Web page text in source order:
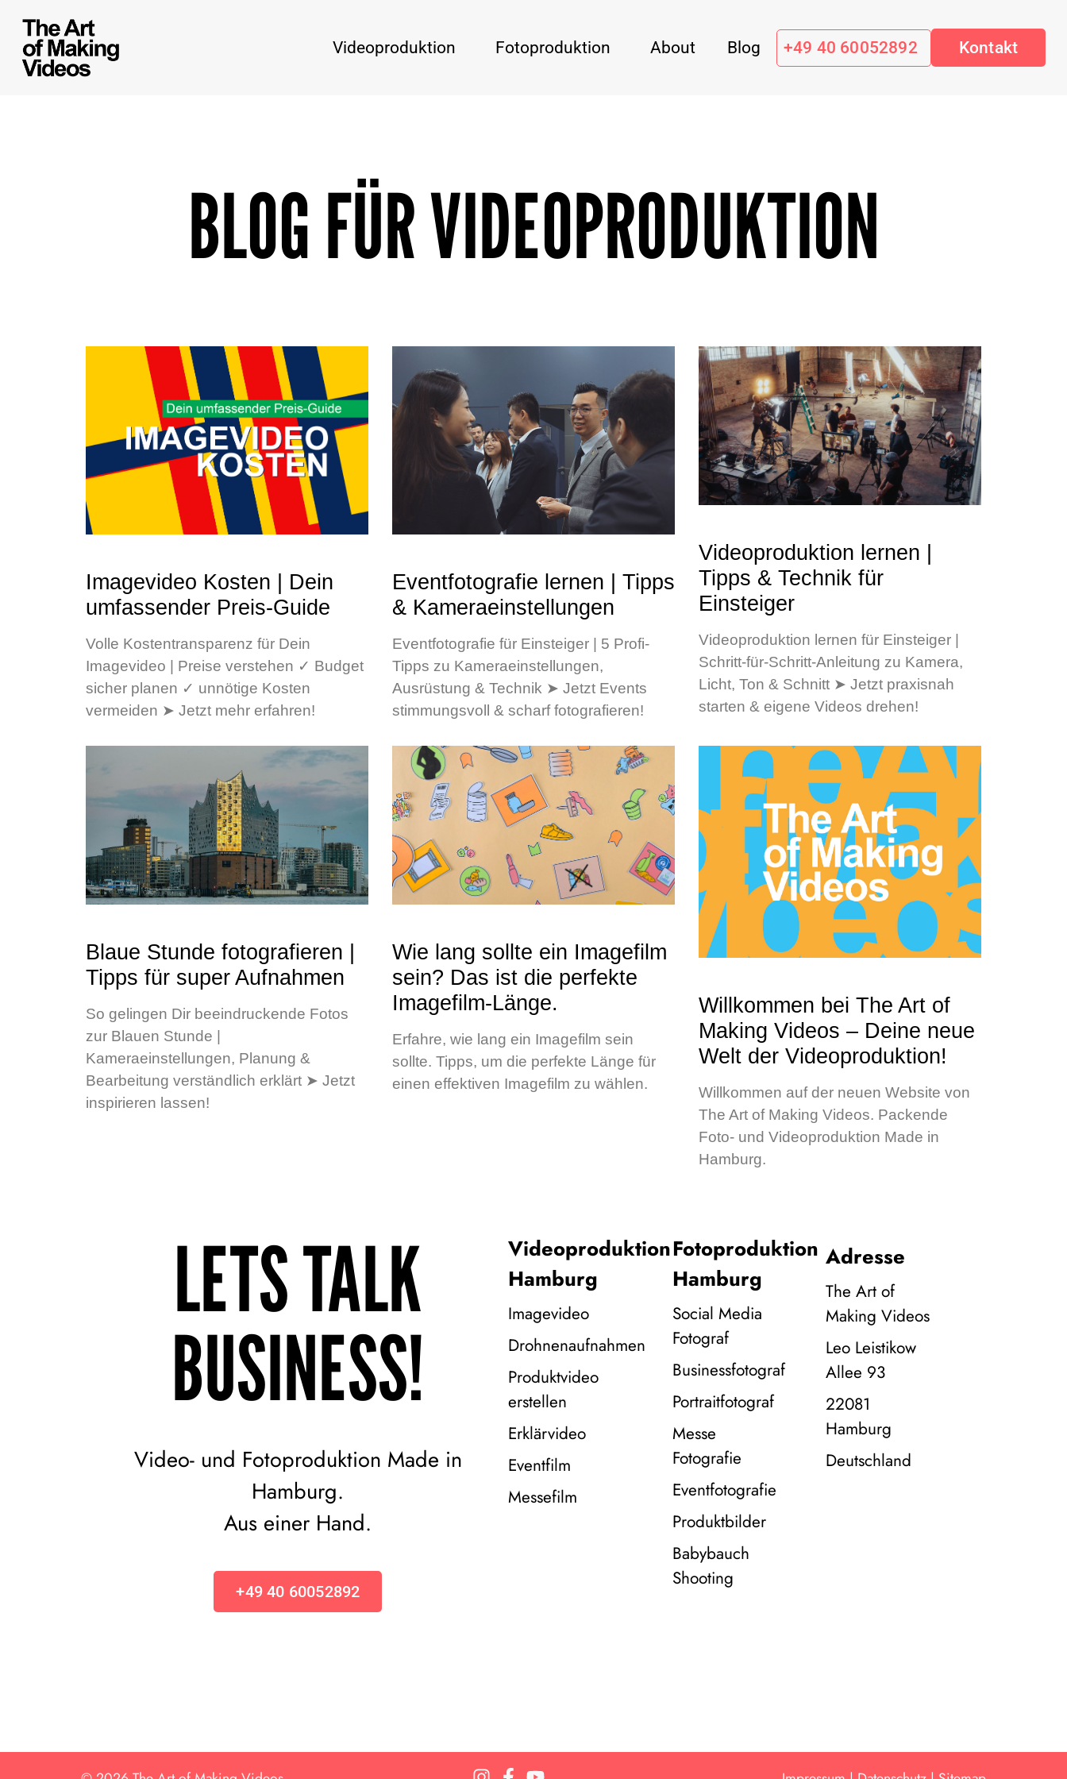
Videoproduktion Fotoproduktion About Blog +49 40 60052892 Kontakt
BLOG FÜR VIDEOPRODUKTION
Imagevideo Kosten | Dein
umfassender Preis-Guide
Volle Kostentransparenz für Dein
Imagevideo | Preise verstehen ✓ Budget
sicher planen ✓ unnötige Kosten
vermeiden ➤ Jetzt mehr erfahren!
Eventfotografie lernen | Tipps
& Kameraeinstellungen
Eventfotografie für Einsteiger | 5 Profi-
Tipps zu Kameraeinstellungen,
Ausrüstung & Technik ➤ Jetzt Events
stimmungsvoll & scharf fotografieren!
Videoproduktion lernen |
Tipps & Technik für
Einsteiger
Videoproduktion lernen für Einsteiger |
Schritt-für-Schritt-Anleitung zu Kamera,
Licht, Ton & Schnitt ➤ Jetzt praxisnah
starten & eigene Videos drehen!
Blaue Stunde fotografieren |
Tipps für super Aufnahmen
So gelingen Dir beeindruckende Fotos
zur Blauen Stunde |
Kameraeinstellungen, Planung &
Bearbeitung verständlich erklärt ➤ Jetzt
inspirieren lassen!
Wie lang sollte ein Imagefilm
sein? Das ist die perfekte
Imagefilm-Länge.
Erfahre, wie lang ein Imagefilm sein
sollte. Tipps, um die perfekte Länge für
einen effektiven Imagefilm zu wählen.
Willkommen bei The Art of
Making Videos – Deine neue
Welt der Videoproduktion!
Willkommen auf der neuen Website von
The Art of Making Videos. Packende
Foto- und Videoproduktion Made in
Hamburg.
LETS TALK
BUSINESS!
Video- und Fotoproduktion Made in
Hamburg.
Aus einer Hand.
+49 40 60052892
Videoproduktion
Hamburg
Imagevideo
Drohnenaufnahmen
Produktvideo
erstellen
Erklärvideo
Eventfilm
Messefilm
Fotoproduktion
Hamburg
Social Media
Fotograf
Businessfotograf
Portraitfotograf
Messe
Fotografie
Eventfotografie
Produktbilder
Babybauch
Shooting
Adresse
The Art of
Making Videos
Leo Leistikow
Allee 93
22081
Hamburg
Deutschland